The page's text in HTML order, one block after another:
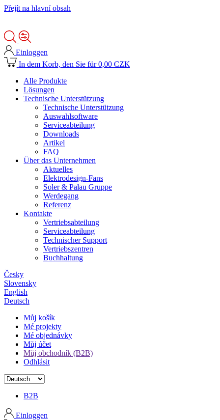
Přejít na hlavní obsah
Einloggen
In dem Korb, den Sie für 0,00 CZK
Alle Produkte
Lösungen
Technische Unterstützung
Technische Unterstützung
Auswahlsoftware
Serviceabteilung
Downloads
Artikel
FAQ
Über das Unternehmen
Aktuelles
Elektrodesign-Fans
Soler & Palau Gruppe
Werdegang
Referenz
Kontakte
Vertriebsabteilung
Serviceabteilung
Technischer Support
Vertriebszentren
Buchhaltung
Česky
Slovensky
English
Deutsch
Můj košík
Mé projekty
Mé objednávky
Můj účet
Můj obchodník (B2B)
Odhlásit
B2B
Einloggen